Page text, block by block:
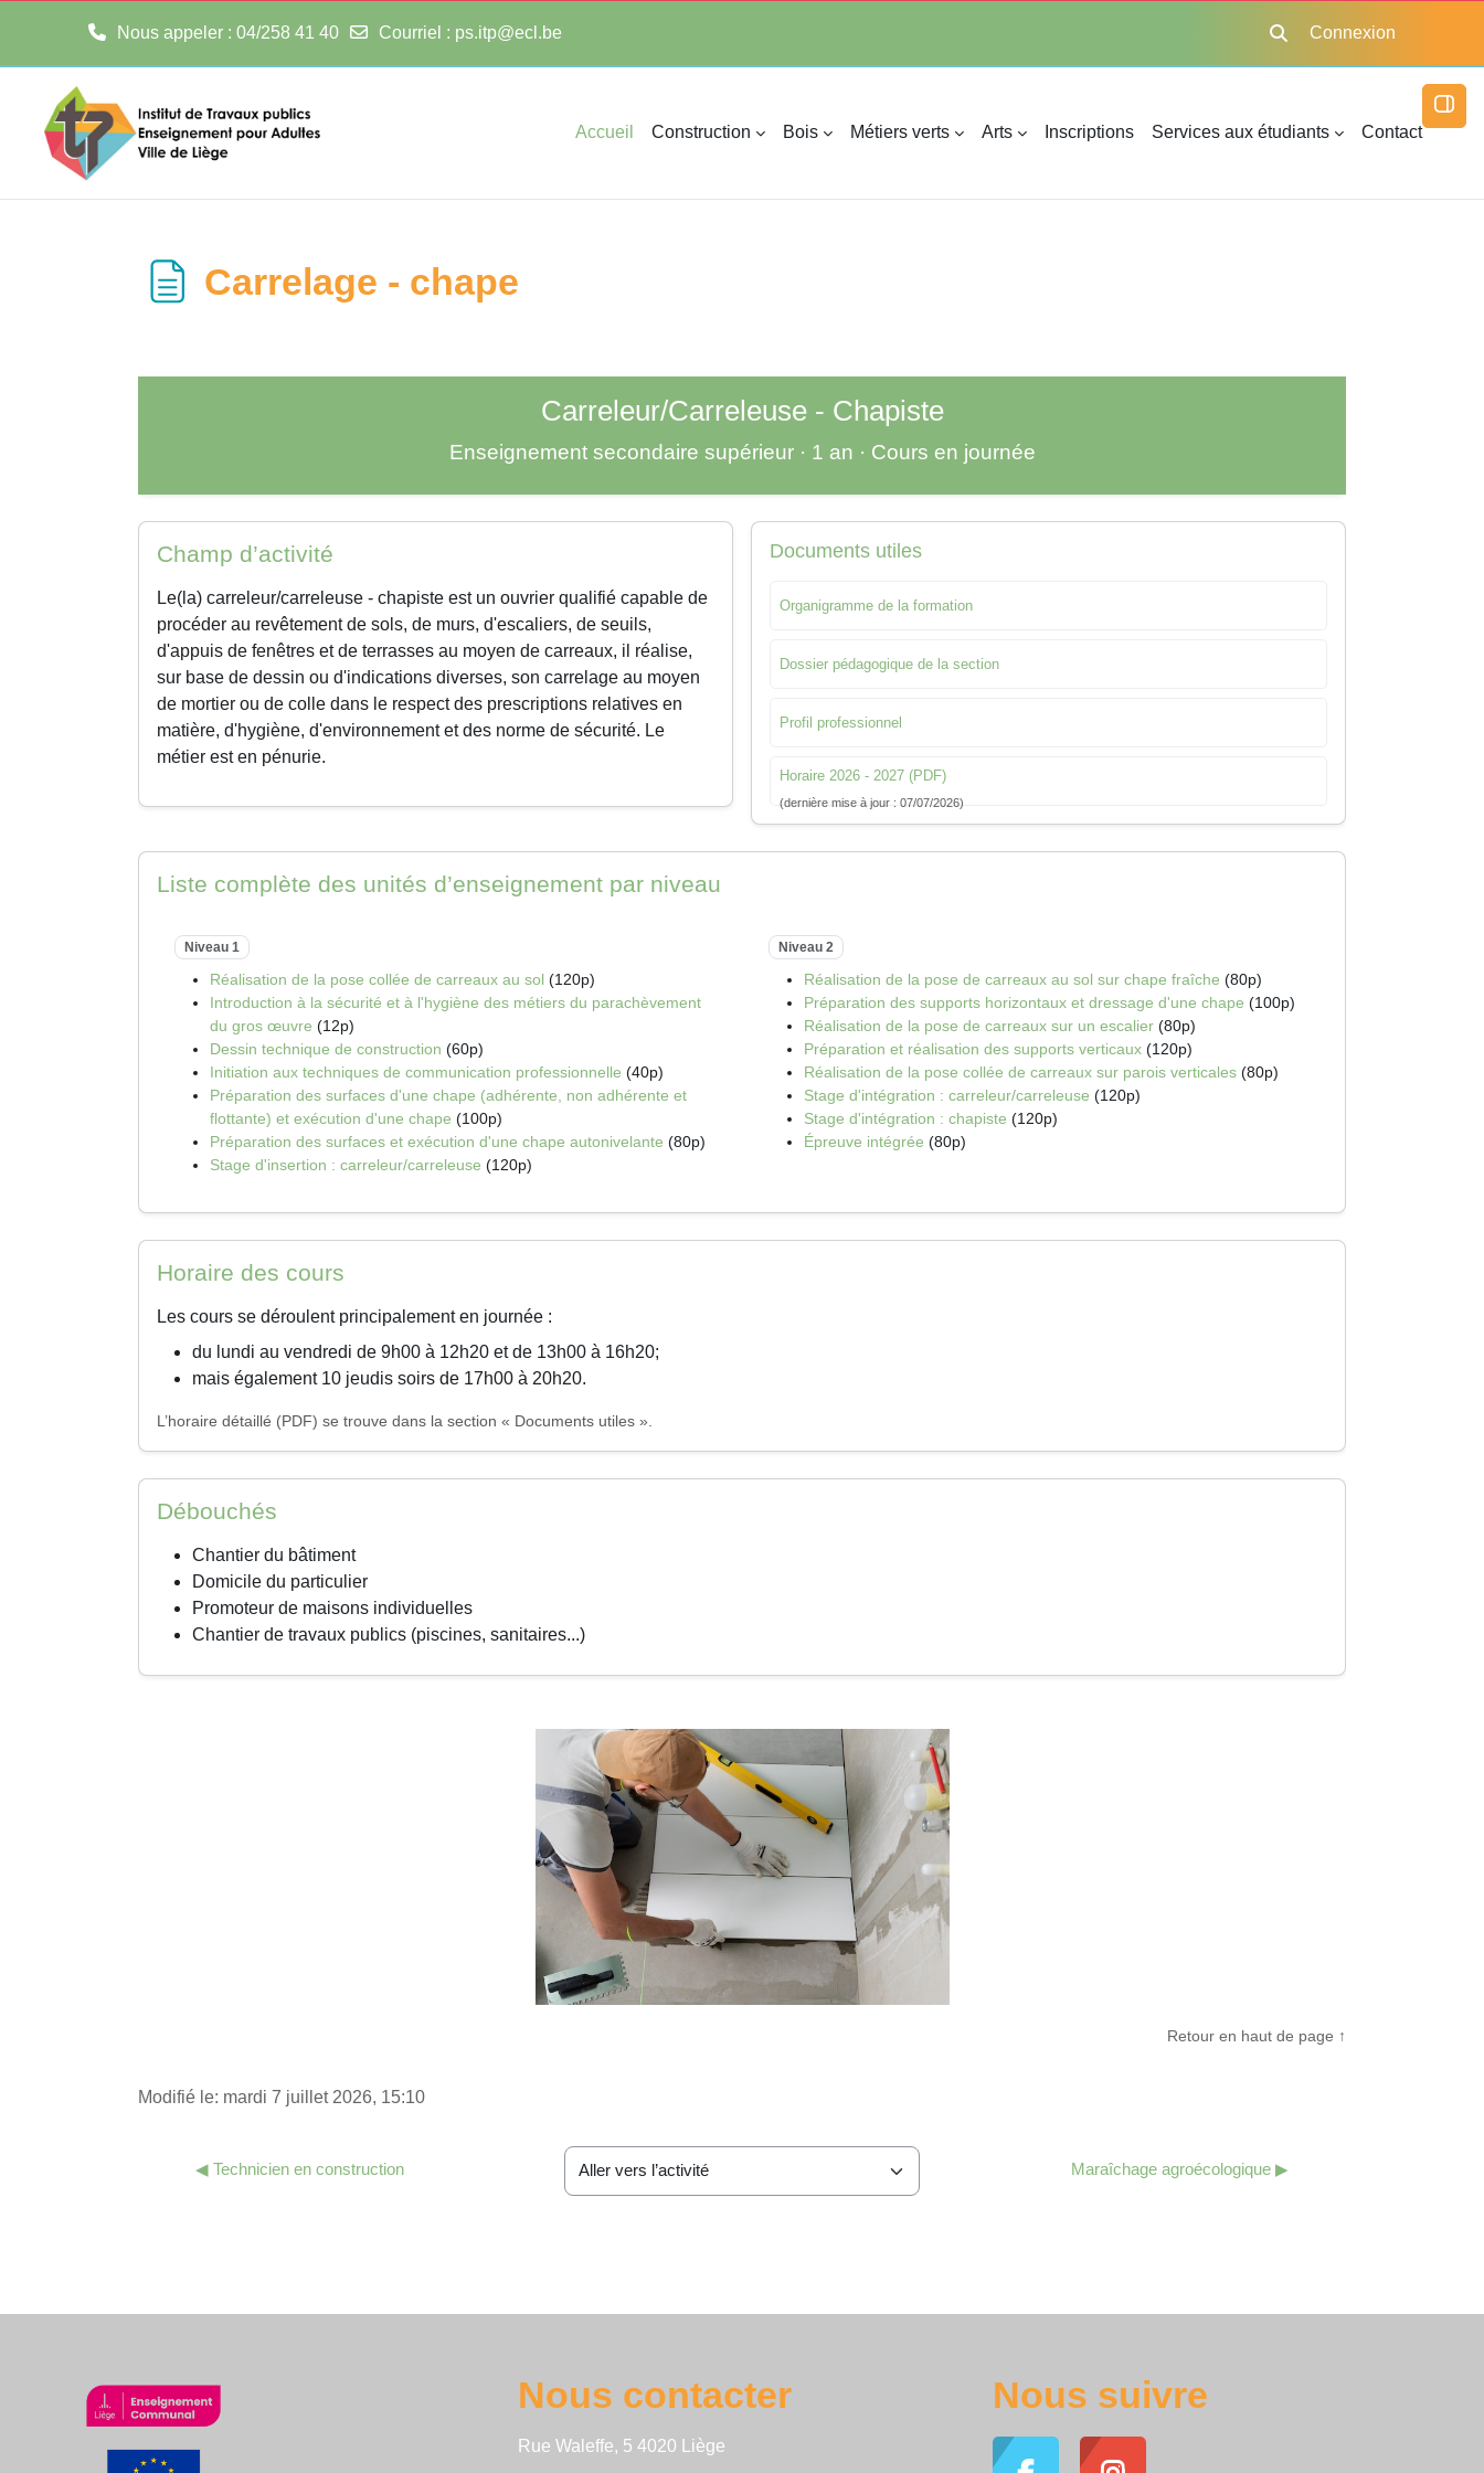
Nous appeler : 04/258 41 40 Courriel : ps.itp@ecl.be
Activer/désactiver la saisie
Connexion
Accueil Construction Bois Métiers verts Arts Inscriptions Services aux étudiants Contact
Carrelage - chape
Carreleur/Carreleuse - Chapiste
Enseignement secondaire supérieur · 1 an · Cours en journée
Champ d’activité
Le(la) carreleur/carreleuse - chapiste est un ouvrier qualifié capable de
procéder au revêtement de sols, de murs, d'escaliers, de seuils,
d'appuis de fenêtres et de terrasses au moyen de carreaux, il réalise,
sur base de dessin ou d'indications diverses, son carrelage au moyen
de mortier ou de colle dans le respect des prescriptions relatives en
matière, d'hygiène, d'environnement et des norme de sécurité. Le
métier est en pénurie.
Documents utiles
Organigramme de la formation
Dossier pédagogique de la section
Profil professionnel
Horaire 2026 - 2027 (PDF)
(dernière mise à jour : 07/07/2026)
Liste complète des unités d’enseignement par niveau
Niveau 1
Réalisation de la pose collée de carreaux au sol (120p)
Introduction à la sécurité et à l'hygiène des métiers du parachèvement
du gros œuvre (12p)
Dessin technique de construction (60p)
Initiation aux techniques de communication professionnelle (40p)
Préparation des surfaces d'une chape (adhérente, non adhérente et
flottante) et exécution d'une chape (100p)
Préparation des surfaces et exécution d'une chape autonivelante (80p)
Stage d'insertion : carreleur/carreleuse (120p)
Niveau 2
Réalisation de la pose de carreaux au sol sur chape fraîche (80p)
Préparation des supports horizontaux et dressage d'une chape (100p)
Réalisation de la pose de carreaux sur un escalier (80p)
Préparation et réalisation des supports verticaux (120p)
Réalisation de la pose collée de carreaux sur parois verticales (80p)
Stage d'intégration : carreleur/carreleuse (120p)
Stage d'intégration : chapiste (120p)
Épreuve intégrée (80p)
Horaire des cours
Les cours se déroulent principalement en journée :
du lundi au vendredi de 9h00 à 12h20 et de 13h00 à 16h20;
mais également 10 jeudis soirs de 17h00 à 20h20.
L’horaire détaillé (PDF) se trouve dans la section « Documents utiles ».
Débouchés
Chantier du bâtiment
Domicile du particulier
Promoteur de maisons individuelles
Chantier de travaux publics (piscines, sanitaires...)
Retour en haut de page ↑
Modifié le: mardi 7 juillet 2026, 15:10
◀︎ Technicien en construction
Aller vers l’activité
Maraîchage agroécologique ▶︎
Nous contacter
Rue Waleffe, 5 4020 Liège
Nous suivre